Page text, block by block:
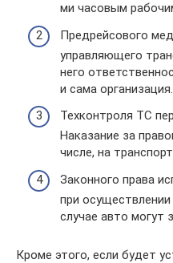
ми часовым
Предрейсового
управляющего
него
и сама организация.
Техконтроля ТС
Наказание за
числе, на
Законного права
при
случае авто могут
Кроме этого, если будет